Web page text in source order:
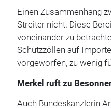
Einen Zusammenhang
Streiter nicht. Diese
voneinander zu
Schutzzöllen auf
vorgeworfen, zu wenig
Merkel ruft zu
Auch Bundeskanzlerin